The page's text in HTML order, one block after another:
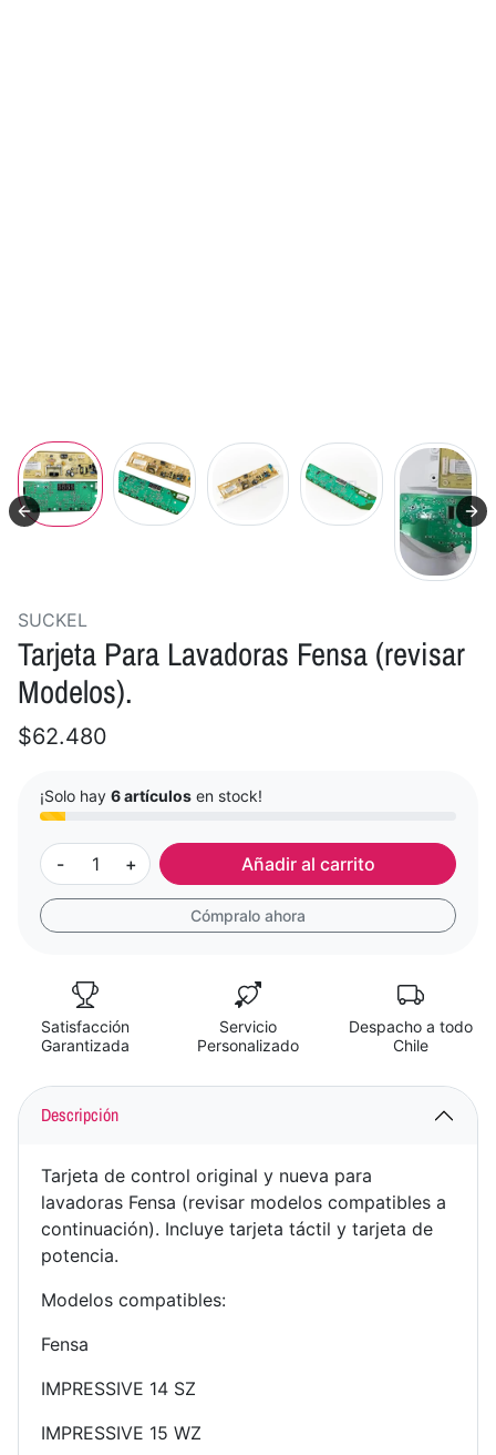
SUCKEL
Tarjeta Para Lavadoras Fensa (revisar
Modelos).
$62.480
¡Solo hay 6 artículos en stock!
- + Añadir al carrito
Cómpralo ahora
Satisfacción
Garantizada
Servicio
Personalizado
Despacho a todo
Chile
Descripción
Tarjeta de control original y nueva para
lavadoras Fensa (revisar modelos compatibles a
continuación). Incluye tarjeta táctil y tarjeta de
potencia.
Modelos compatibles:
Fensa
IMPRESSIVE 14 SZ
IMPRESSIVE 15 WZ